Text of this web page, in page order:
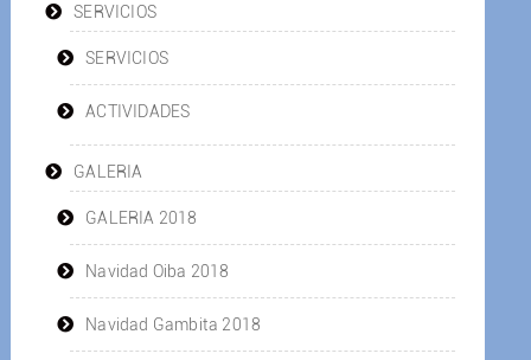
SERVICIOS
SERVICIOS
ACTIVIDADES
GALERIA
GALERIA 2018
Navidad Oiba 2018
Navidad Gambita 2018